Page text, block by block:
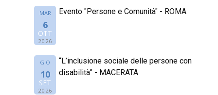
MAR
6
OTT
2026
Evento "Persone e Comunità" - ROMA
GIO
10
SET
2026
“L’inclusione sociale delle persone con
disabilità” - MACERATA